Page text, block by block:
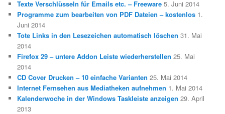
Texte Verschlüsseln für Emails etc. – Freeware 5. Juni 2014
Programme zum bearbeiten von PDF Dateien – kostenlos 1.
Juni 2014
Tote Links in den Lesezeichen automatisch löschen 31. Mai
2014
Firefox 29 – untere Addon Leiste wiederherstellen 25. Mai
2014
CD Cover Drucken – 10 einfache Varianten 25. Mai 2014
Internet Fernsehen aus Mediatheken aufnehmen 1. Mai 2014
Kalenderwoche in der Windows Taskleiste anzeigen 29. April
2013